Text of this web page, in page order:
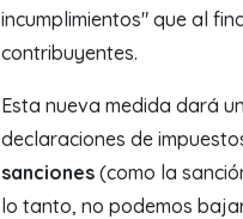
incumplimientos" que al
contribuyentes.
Esta nueva medida dará
declaraciones de
sanciones (como la
lo tanto, no podemos